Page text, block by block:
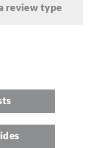
review type